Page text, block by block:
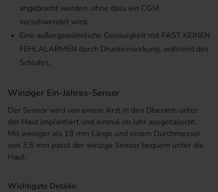
angebracht werden, ohne dass ein CGM
verschwendet wird.
Eine außergewöhnliche Genauigkeit mit FAST KEINEN
FEHLALARMEN durch Druckeinwirkung, während des
Schlafes.
Winziger Ein-Jahres-Sensor
Der Sensor wird von einem Arzt in den Oberarm unter
der Haut implantiert und einmal im Jahr ausgetauscht.
Mit weniger als 18 mm Länge und einem Durchmesser
von 3,5 mm passt der winzige Sensor bequem unter die
Haut.
Wichtigste Details: